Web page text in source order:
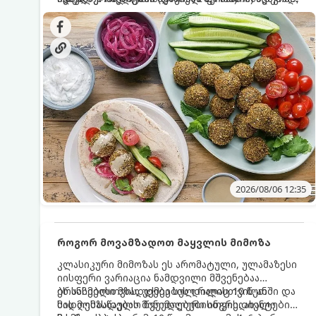
სალათებთან ერთად ან ტახინის (სესამის)
სოუსთან მირთმევისთვის.
იდეალურად შეინარჩუნოს და არ დაიშალოს.
დრო: 10–15 წუთი ულუფა: 20–24 ცალი ბურთულა
(4–6 პორცია)
2026/08/06 12:35
როგორ მოვამზადოთ მაყვლის მიმოზა
კლასიკური მიმოზას ეს არომატული, ულამაზესი
იისფერი ვარიაცია ნამდვილი მშვენებაა
ბრანჩებისთვის, უქმეების დილისთვის ან
სადღესასწაულო წვეულებებისთვის. ახალი
ეს სასმელი მზადდება სულ რაღაც 10 წუთში და
მის მომზადებას მინიმალური ინგრედიენტები